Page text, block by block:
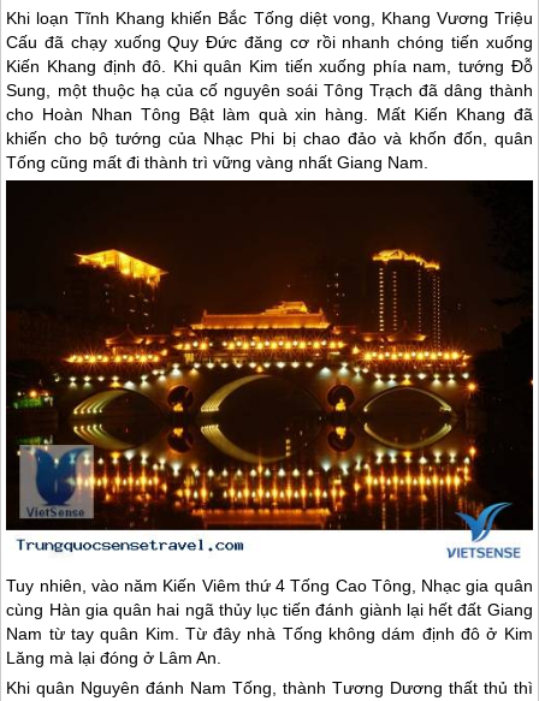
Khi loạn Tĩnh Khang khiến Bắc Tống diệt vong, Khang Vương Triệu
Cấu đã chạy xuống Quy Đức đăng cơ rồi nhanh chóng tiến xuống
Kiến Khang định đô. Khi quân Kim tiến xuống phía nam, tướng Đỗ
Sung, một thuộc hạ của cố nguyên soái Tông Trạch đã dâng thành
cho Hoàn Nhan Tông Bật làm quà xin hàng. Mất Kiến Khang đã
khiến cho bộ tướng của Nhạc Phi bị chao đảo và khốn đốn, quân
Tống cũng mất đi thành trì vững vàng nhất Giang Nam.
Tuy nhiên, vào năm Kiến Viêm thứ 4 Tống Cao Tông, Nhạc gia quân
cùng Hàn gia quân hai ngã thủy lục tiến đánh giành lại hết đất Giang
Nam từ tay quân Kim. Từ đây nhà Tống không dám định đô ở Kim
Lăng mà lại đóng ở Lâm An.
Khi quân Nguyên đánh Nam Tống, thành Tương Dương thất thủ thì